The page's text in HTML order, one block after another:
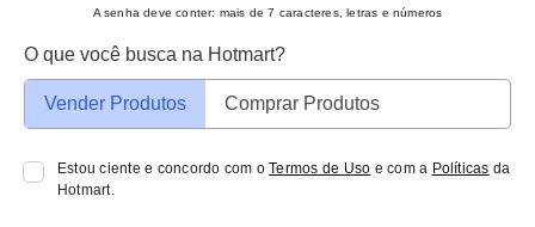
A senha deve conter: mais de 7 caracteres, letras e números
O que você busca na Hotmart?
Vender Produtos Comprar Produtos
Estou ciente e concordo com oTermos de Uso e com a Políticas da
Hotmart.